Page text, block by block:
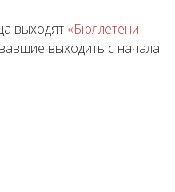
выходят «Бюллетени
выходить с начала